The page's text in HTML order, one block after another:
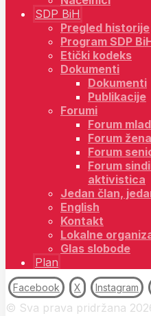
SDP BiH
Pregled historije
Program SDP
Etički kodeks
Dokumenti
Dokumenti
Publikacije
Forumi
Forum
Forum žena
Forum
Forum
aktivistica
Jedan član,
English
Kontakt
Lokalne
Glas slobode
Plan
Facebook X Instagram
© Sva prava pridržana